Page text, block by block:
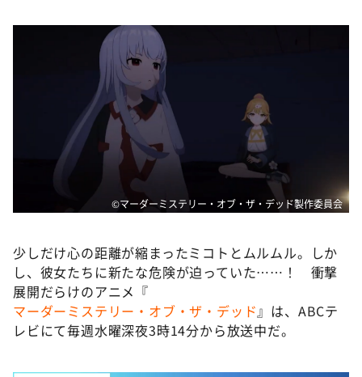
©マーダーミステリー・オブ・ザ・デッド製作委員会
少しだけ心の距離が縮まったミコトとムルムル。しか
し、彼女たちに新たな危険が迫っていた……！ 衝撃
展開だらけのアニメ『
マーダーミステリー・オブ・ザ・デッド』は、ABCテ
レビにて毎週水曜深夜3時14分から放送中だ。